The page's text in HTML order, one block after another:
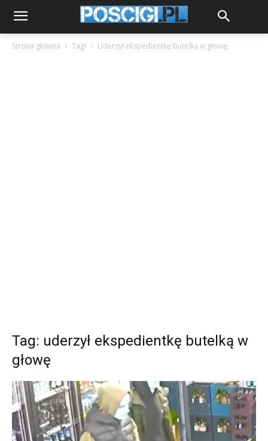
Strona główna Tagi Uderzył ekspedientkę butelką w głowę
Tag: uderzył ekspedientkę butelką w
głowę